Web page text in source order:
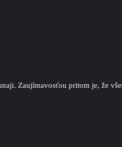
Zaujímavosťou pritom je, že